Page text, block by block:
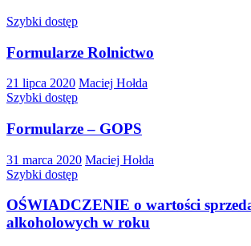
Szybki dostęp
Formularze Rolnictwo
21 lipca 2020 Maciej Hołda
Szybki dostęp
Formularze – GOPS
31 marca 2020 Maciej Hołda
Szybki dostęp
OŚWIADCZENIE o wartości
alkoholowych w roku